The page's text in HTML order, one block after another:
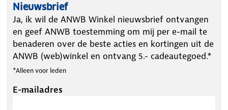
Nieuwsbrief
Ja, ik wil de ANWB Winkel nieuwsbrief ontvangen
en geef ANWB toestemming om mij per e-mail te
benaderen over de beste acties en kortingen uit de
ANWB (web)winkel en ontvang 5.- cadeautegoed.*
*Alleen voor leden
E-mailadres